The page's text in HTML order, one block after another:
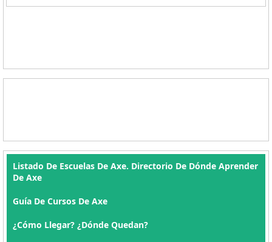
Listado De Escuelas De Axe. Directorio De Dónde Aprender
De Axe
Guía De Cursos De Axe
¿Cómo Llegar? ¿Dónde Quedan?